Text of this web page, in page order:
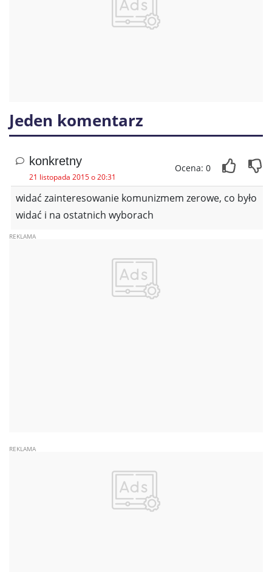
Jeden komentarz
konkretny
21 listopada 2015 o 20:31
Ocena: 0
widać zainteresowanie komunizmem zerowe, co było
widać i na ostatnich wyborach